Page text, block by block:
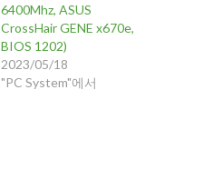
6400Mhz, ASUS
CrossHair GENE x670e,
BIOS 1202)
2023/05/18
"PC System"에서